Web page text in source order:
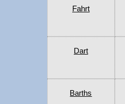
Fahrt
Dart
Barths